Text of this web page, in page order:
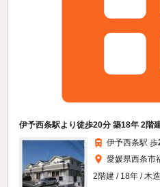
伊予西条駅より徒歩20分 築18年 2階
伊予西条駅 歩
愛媛県西条市
2階建 / 18年 / 木造